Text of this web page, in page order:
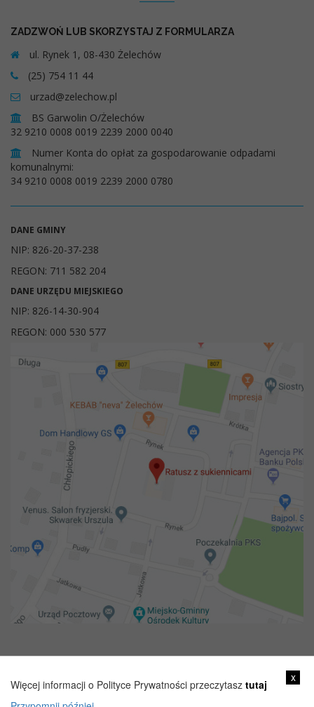
ZADZWOŃ LUB SKORZYSTAJ Z FORMULARZA
ul. Rynek 1, 08-430 Żelechów
(25) 754 11 44
urzad@zelechow.pl
BS Garwolin O/Żelechów
32 9210 0008 0019 2239 2000 0040
Numer Konta do opłat za gospodarowanie odpadami
komunalnymi:
34 9210 0008 0019 2239 2000 0780
DANE GMINY
NIP: 826-20-37-238
REGON: 711 582 204
DANE URZĘDU MIEJSKIEGO
NIP: 826-14-30-904
REGON: 000 530 577
x
Więcej informacji o Polityce Prywatności przeczytasz tutaj